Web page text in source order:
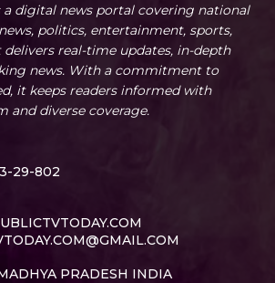
a digital news portal covering national
politics, entertainment, sports,
real-time updates, in-depth
news. With a commitment to
it keeps readers informed with
and diverse coverage.
29-802
PRADESH INDIA